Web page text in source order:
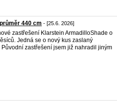
440 cm - [25.6. 2026]
zastřešení Klarstein ArmadilloShade o
Jedná se o nový kus zaslaný
zastřešení jsem již nahradil jiným